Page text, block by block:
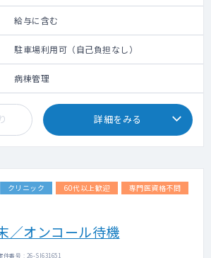
給与に含む
駐車場利用可（自己負担なし）
病棟管理
詳細をみる
クリニック 60代以上歓迎
専門医資格不問
／オンコール待機
番号 : 26-SI631651